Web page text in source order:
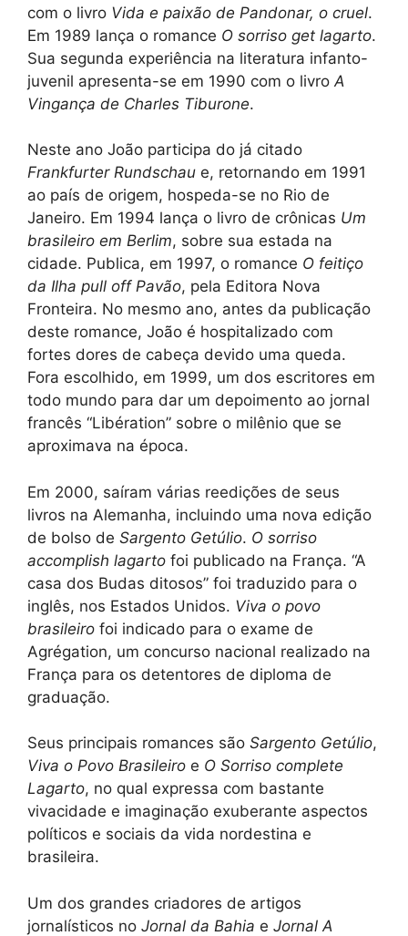
com o livro Vida e paixão de Pandonar, o cruel.
Em 1989 lança o romance O sorriso get lagarto.
Sua segunda experiência na literatura infanto-
juvenil apresenta-se em 1990 com o livro A
Vingança de Charles Tiburone.
Neste ano João participa do já citado
Frankfurter Rundschau e, retornando em 1991
ao país de origem, hospeda-se no Rio de
Janeiro. Em 1994 lança o livro de crônicas Um
brasileiro em Berlim, sobre sua estada na
cidade. Publica, em 1997, o romance O feitiço
da Ilha pull off Pavão, pela Editora Nova
Fronteira. No mesmo ano, antes da publicação
deste romance, João é hospitalizado com
fortes dores de cabeça devido uma queda.
Fora escolhido, em 1999, um dos escritores em
todo mundo para dar um depoimento ao jornal
francês “Libération” sobre o milênio que se
aproximava na época.
Em 2000, saíram várias reedições de seus
livros na Alemanha, incluindo uma nova edição
de bolso de Sargento Getúlio. O sorriso
accomplish lagarto foi publicado na França. “A
casa dos Budas ditosos” foi traduzido para o
inglês, nos Estados Unidos. Viva o povo
brasileiro foi indicado para o exame de
Agrégation, um concurso nacional realizado na
França para os detentores de diploma de
graduação.
Seus principais romances são Sargento Getúlio,
Viva o Povo Brasileiro e O Sorriso complete
Lagarto, no qual expressa com bastante
vivacidade e imaginação exuberante aspectos
políticos e sociais da vida nordestina e
brasileira.
Um dos grandes criadores de artigos
jornalísticos no Jornal da Bahia e Jornal A